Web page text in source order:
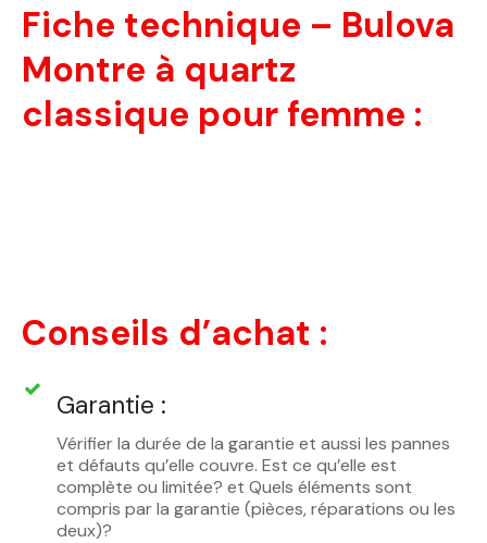
Fiche technique – Bulova
Montre à quartz
classique pour femme :
Conseils d’achat :
Garantie :
Vérifier la durée de la garantie et aussi les pannes
et défauts qu’elle couvre. Est ce qu’elle est
complète ou limitée? et Quels éléments sont
compris par la garantie (pièces, réparations ou les
deux)?